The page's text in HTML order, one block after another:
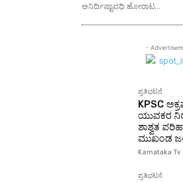
ಅನಿರ್ದಿಷ್ಟಾವಧಿ ಹೋರಾಟ...
-
ಪ್ರತಿಭಟನೆ
KPSC
ಯುವಕರ
ಶಾಶ್ವತ
ಮುಖಂಡ
Karnataka Tv
ಪ್ರತಿಭಟನೆ